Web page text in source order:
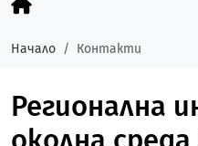
Начало Контакти
Регионална